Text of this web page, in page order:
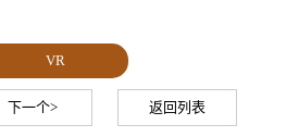
VR
下一个> 返回列表